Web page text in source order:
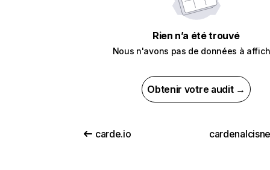
Rien n’a été trouvé
Nous n'avons pas de données à
Obtenir votre audit →
carde.io